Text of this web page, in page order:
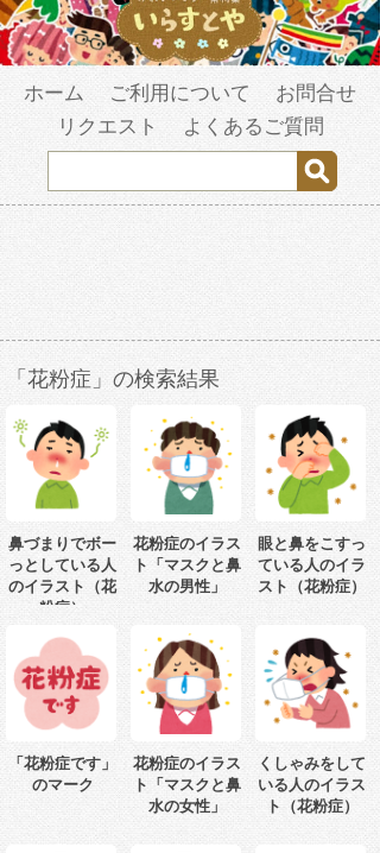
ホーム ご利用について
お問合せ
リクエスト
よくあるご質問
「花粉症」の検索結果
鼻づまりでボー
っとしている人
のイラスト（花
粉症）
花粉症のイラス
ト「マスクと鼻
水の男性」
眼と鼻をこすっ
ている人のイラ
スト（花粉症）
「花粉症です」
のマーク
花粉症のイラス
ト「マスクと鼻
水の女性」
くしゃみをして
いる人のイラス
ト（花粉症）